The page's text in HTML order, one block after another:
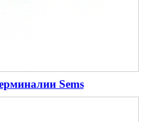
Sems